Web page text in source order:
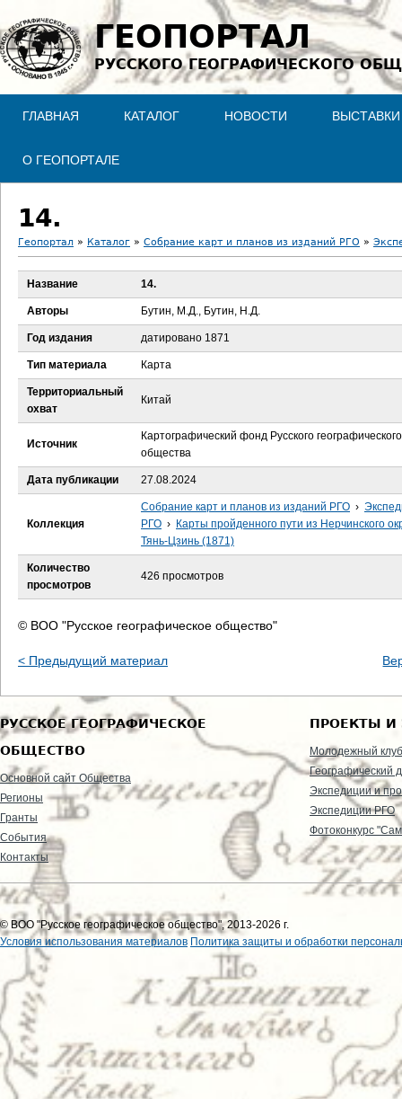
Jump to navigation
ГЕОПОРТАЛ
РУССКОГО ГЕОГРАФИЧЕСКОГО
ГЛАВНАЯ КАТАЛОГ НОВОСТИ ВЫСТАВКИ
О ГЕОПОРТАЛЕ
14.
В
ы
д
е
с
ь
Геопортал » Каталог » Собрание карт и планов из изданий РГО »
Название 14.
Авторы Бутин, М.Д., Бутин, Н.Д.
Год издания датировано 1871
Тип материала Карта
Территориальный
охват
Китай
Источник
Картографический фонд Русского географического
общества
Дата публикации 27.08.2024
Коллекция
Собрание карт и планов из изданий РГО ›
РГО › Карты пройденного пути из Нерчинского
Тянь-Цзинь (1871)
Количество
просмотров
426 просмотров
© ВОО "Русское географическое общество"
< Предыдущий материал
РУССКОЕ ГЕОГРАФИЧЕСКОЕ
ОБЩЕСТВО
Основной сайт Общества
Регионы
Гранты
События
Контакты
ПРОЕКТЫ И
Молодежный клуб
Географический
Экспедиции и
Экспедиции РГО
Фотоконкурс
© ВОО "Русское географическое общество", 2013-2026 г.
Условия использования материалов Политика защиты и обработки